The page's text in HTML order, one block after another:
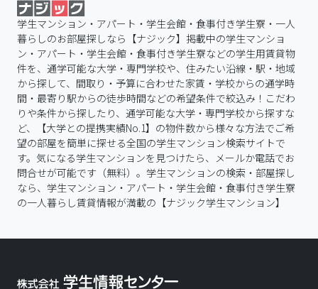
学生マンション・アパート・学生会館・食事付き学生寮・一人
暮らしのお部屋探しなら【ナジック】掲載中の学生マンショ
ン・アパート・学生会館・食事付き学生寮などの学生用賃貸物
件を、通学可能な大学・専門学校や、住みたい沿線・駅・地域
から探して、間取り・予算に合わせた家賃・学校からの通学時
間・最寄り駅からの徒歩時間などの希望条件で絞込み！こだわ
りや条件から探したり、通学可能な大学・専門学校から探すな
ど、【大学との提携実績No.1】の物件数から様々な方法でご希
望の部屋を簡単に探せる全国の学生マンション検索サイトで
す。気になる学生マンションを見つけたら、メールか電話でお
問合せが可能です（無料）。学生マンションの検索・部屋探し
なら、学生マンション・アパート・学生会館・食事付き学生寮
の一人暮らし賃貸情報が満載の【ナジック学生マンション】